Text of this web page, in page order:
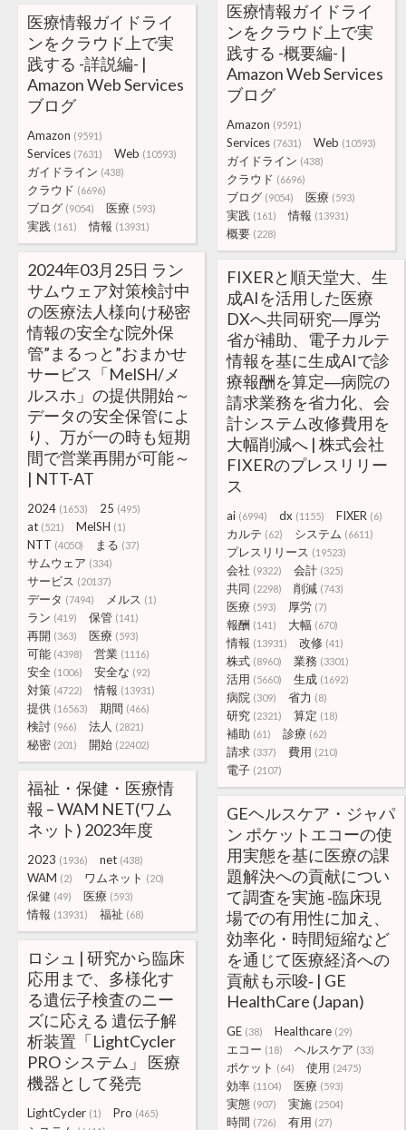
医療情報ガイドライ
ンをクラウド上で実
践する -概要編- |
Amazon Web Services
ブログ
Amazon (9591)
Services (7631) Web (10593)
ガイドライン (438)
クラウド (6696)
ブログ (9054) 医療 (593)
実践 (161) 情報 (13931)
概要 (228)
医療情報ガイドライ
ンをクラウド上で実
践する -詳説編- |
Amazon Web Services
ブログ
Amazon (9591)
Services (7631) Web (10593)
ガイドライン (438)
クラウド (6696)
ブログ (9054) 医療 (593)
実践 (161) 情報 (13931)
2024年03月25日 ラン
サムウェア対策検討中
の医療法人様向け秘密
情報の安全な院外保
管”まるっと”おまかせ
サービス「MelSH/メ
ルスホ」の提供開始～
データの安全保管によ
り、万が一の時も短期
間で営業再開が可能～
| NTT-AT
2024 (1653) 25 (495)
at (521) MelSH (1)
NTT (4050) まる (37)
サムウェア (334)
サービス (20137)
データ (7494) メルス (1)
ラン (419) 保管 (141)
再開 (363) 医療 (593)
可能 (4398) 営業 (1116)
安全 (1006) 安全な (92)
対策 (4722) 情報 (13931)
提供 (16563) 期間 (466)
検討 (966) 法人 (2821)
秘密 (201) 開始 (22402)
FIXERと順天堂大、生
成AIを活用した医療
DXへ共同研究―厚労
省が補助、電子カルテ
情報を基に生成AIで診
療報酬を算定―病院の
請求業務を省力化、会
計システム改修費用を
大幅削減へ | 株式会社
FIXERのプレスリリー
ス
ai (6994) dx (1155) FIXER (6)
カルテ (62) システム (6611)
プレスリリース (19523)
会社 (9322) 会計 (325)
共同 (2298) 削減 (743)
医療 (593) 厚労 (7)
報酬 (141) 大幅 (670)
情報 (13931) 改修 (41)
株式 (8960) 業務 (3301)
活用 (5660) 生成 (1692)
病院 (309) 省力 (8)
研究 (2321) 算定 (18)
補助 (61) 診療 (62)
請求 (337) 費用 (210)
電子 (2107)
福祉・保健・医療情
報 – WAM NET(ワム
ネット) 2023年度
2023 (1936) net (438)
WAM (2) ワムネット (20)
保健 (49) 医療 (593)
情報 (13931) 福祉 (68)
GEヘルスケア・ジャパ
ン ポケットエコーの使
用実態を基に医療の課
題解決への貢献につい
て調査を実施 ‐臨床現
場での有用性に加え、
効率化・時間短縮など
を通じて医療経済への
貢献も示唆‐ | GE
HealthCare (Japan)
GE (38) Healthcare (29)
エコー (18) ヘルスケア (33)
ポケット (64) 使用 (2475)
効率 (1104) 医療 (593)
実態 (907) 実施 (2504)
時間 (726) 有用 (27)
ロシュ | 研究から臨床
応用まで、多様化す
る遺伝子検査のニー
ズに応える 遺伝子解
析装置「LightCycler
PRO システム」 医療
機器として発売
LightCycler (1) Pro (465)